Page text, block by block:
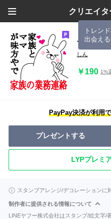
クリエイ
トレン
出会える
ママのス
しん
￥190 1%
PayPay決済が利用
プレゼントする
LYPプレミ
スタンプアレンジ/デコレーションに
制作者に提供される情報について
LINEヤフー株式会社はスタンプ/絵文字/